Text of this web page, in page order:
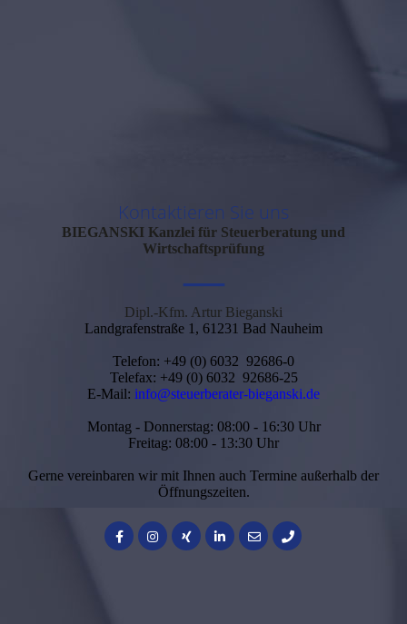
Kontaktieren Sie uns
BIEGANSKI Kanzlei für Steuerberatung und
Wirtschaftsprüfung
—
Dipl.-Kfm. Artur Bieganski
Landgrafenstraße 1, 61231 Bad Nauheim
Telefon: +49 (0) 6032 92686-0
Telefax: +49 (0) 6032 92686-25
E-Mail: info@steuerberater-bieganski.de
Montag - Donnerstag: 08:00 - 16:30 Uhr
Freitag: 08:00 - 13:30 Uhr
Gerne vereinbaren wir mit Ihnen auch Termine außerhalb der
Öffnungszeiten.